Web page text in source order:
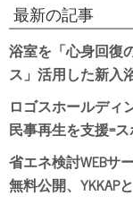
最新の記事
浴室を「心身回復
ス」活用した新入
ロゴスホールディ
民事再生を支援=
省エネ検討WEBサ
無料公開、YKKAP